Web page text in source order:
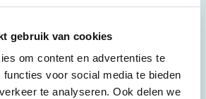
gebruik van cookies
om content en advertenties te
functies voor social media te bieden
te analyseren. Ook delen we